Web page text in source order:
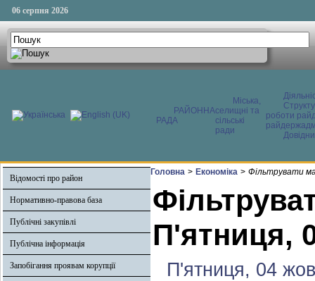
06 серпня 2026
РАЙОННА
РАДА
Міська,
селищні та
сільські
ради
роботи
Відомості про район
Нормативно-правова база
Публічні закупівлі
Публічна інформація
Запобігання проявам корупції
Головна > Економіка > Фільтрувати
П'ятниця,
П'ятниця, 04